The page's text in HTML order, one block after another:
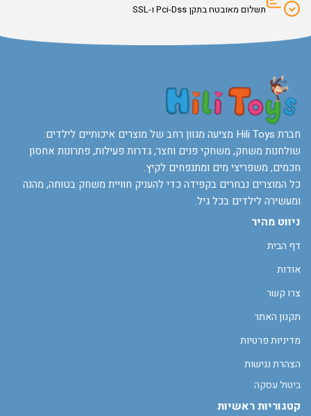
תשלום מאובטח בתקן Pci-Dss ו-SSL
חברת Hili Toys מציעה מגוון רחב של מוצרים איכותיים לילדים:
שולחנות משחק, משחקי פנים וחצר, גדרות פעילות, פתרונות אחסון
חכמים, משפריצי מים ומתנפחים לקיץ.
כל המוצרים נבחרים בקפידה כדי להעניק חוויית משחק בטוחה, מהנה
ומעשירה לילדים בכל גיל.
ניווט מהיר
דף הבית
אודות
צרו קשר
תקנון האתר
מדיניות פרטיות
הצהרת נגישות
ביטול עסקה
קטגוריות ראשיות